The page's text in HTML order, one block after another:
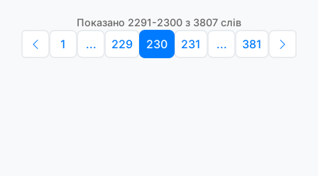
Показано 2291-2300 з 3807 слів
1 ... 229 230 231 ... 381